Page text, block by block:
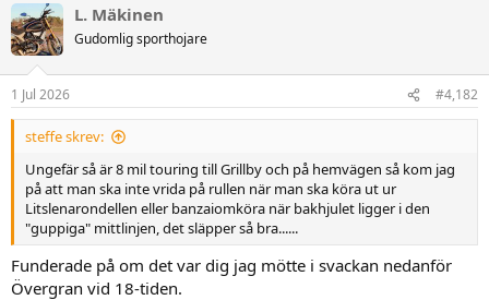
k
t
i
e
r
L. Mäkinen
Gudomlig sporthojare
1 Jul 2026 #4,182
steffe skrev:
Ungefär så är 8 mil touring till Grillby och på hemvägen så kom jag
på att man ska inte vrida på rullen när man ska köra ut ur
Litslenarondellen eller banzaiomköra när bakhjulet ligger i den
"guppiga" mittlinjen, det släpper så bra......
Funderade på om det var dig jag mötte i svackan nedanför
Övergran vid 18-tiden.